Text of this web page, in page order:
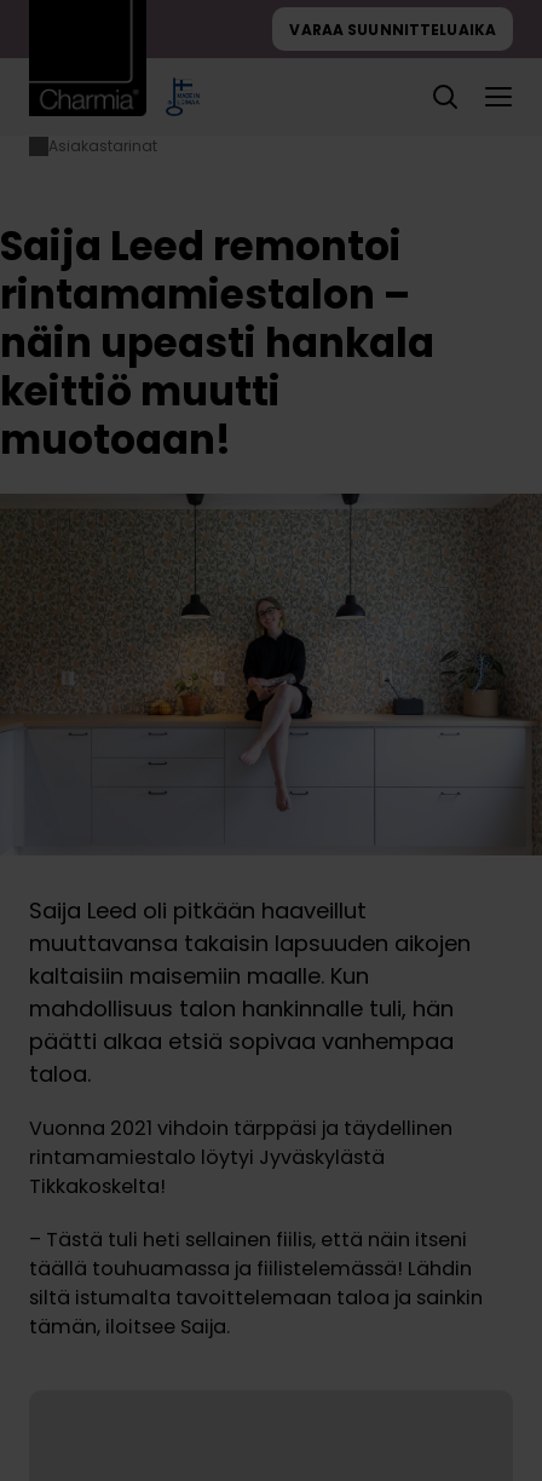
VARAA SUUNNITTELUAIKA
Etusivu
Asiakastarinat
Saija Leed
hankala keittiö
muutti
muotoaan!
Saija Leed remontoi
rintamamiestalon –
näin upeasti hankala
keittiö muutti
muotoaan!
Saija Leed oli pitkään haaveillut
muuttavansa takaisin lapsuuden aikojen
kaltaisiin maisemiin maalle. Kun
mahdollisuus talon hankinnalle tuli, hän
päätti alkaa etsiä sopivaa vanhempaa
taloa.
Vuonna 2021 vihdoin tärppäsi ja täydellinen
rintamamiestalo löytyi Jyväskylästä
Tikkakoskelta!
– Tästä tuli heti sellainen fiilis, että näin itseni
täällä touhuamassa ja fiilistelemässä! Lähdin
siltä istumalta tavoittelemaan taloa ja sainkin
tämän, iloitsee Saija.